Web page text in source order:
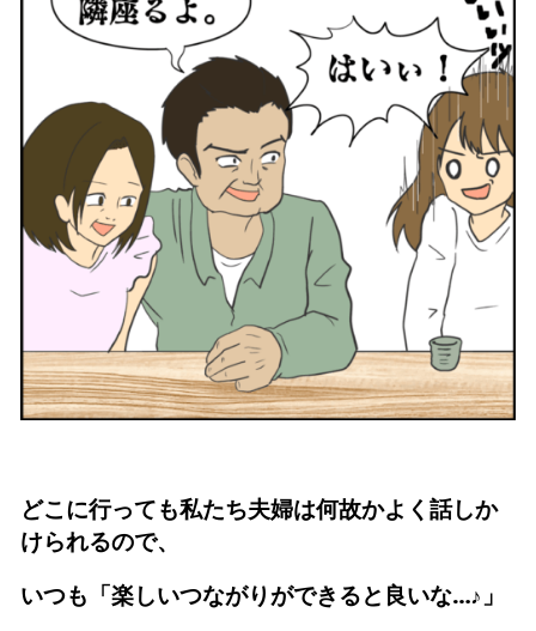
どこに行っても私たち夫婦は何故かよく話しか
けられるので、
いつも「楽しいつながりができると良いな…♪」